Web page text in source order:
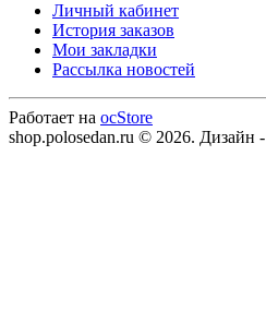
Личный кабинет
История заказов
Мои закладки
Рассылка новостей
Работает на ocStore
shop.polosedan.ru © 2026. Дизайн -